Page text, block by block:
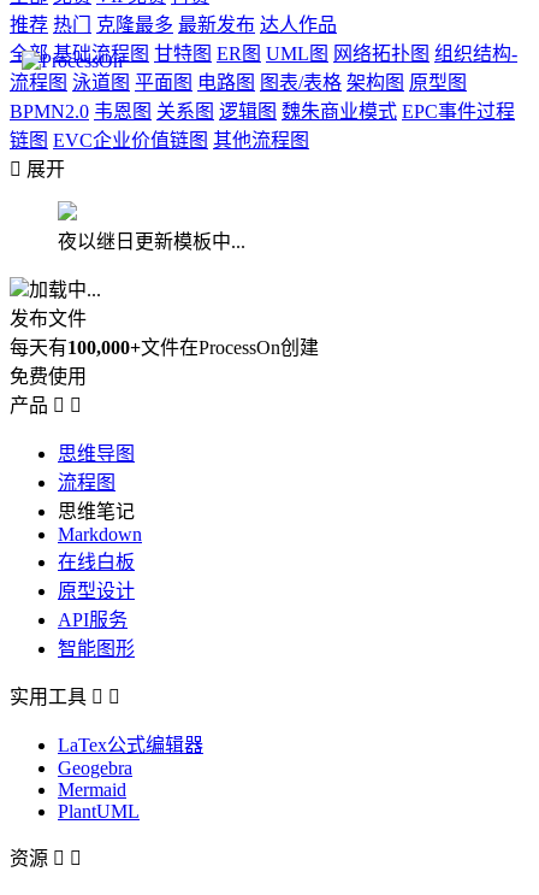
推荐 热门 克隆最多 最新发布 达人作品
全部 基础流程图 甘特图 ER图 UML图 网络拓扑图 组织结构-
流程图 泳道图 平面图 电路图 图表/表格 架构图 原型图
BPMN2.0 韦恩图 关系图 逻辑图 魏朱商业模式 EPC事件过程
链图 EVC企业价值链图 其他流程图
 展开
夜以继日更新模板中...
加载中...
发布文件
每天有100,000+文件在ProcessOn创建
免费使用
产品  
思维导图
流程图
思维笔记
Markdown
在线白板
原型设计
API服务
智能图形
实用工具  
LaTex公式编辑器
Geogebra
Mermaid
PlantUML
资源  